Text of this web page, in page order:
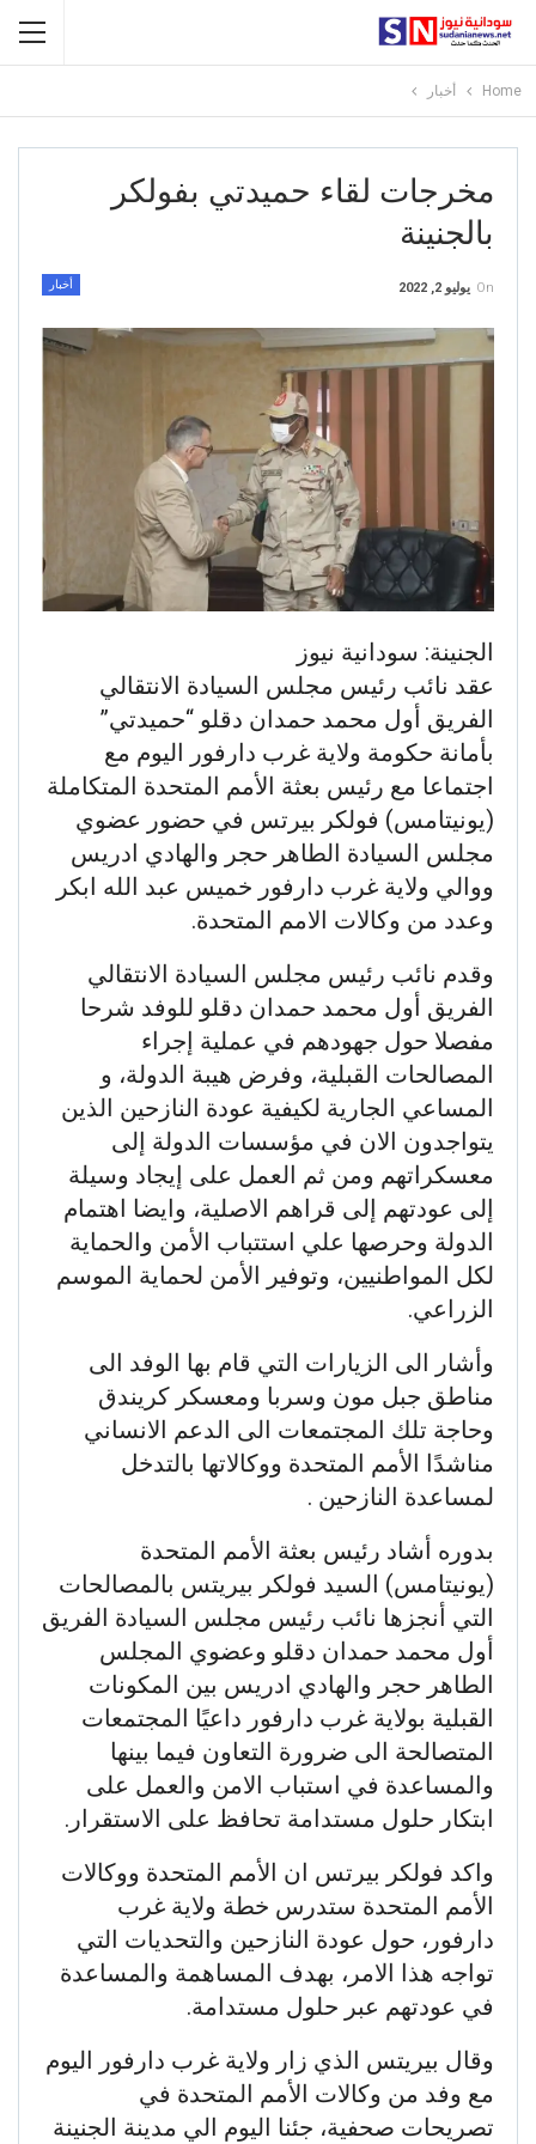
Home أخبار
مخرجات لقاء حميدتي بفولكر
بالجنينة
أخبار On يوليو 2, 2022
الجنينة: سودانية نيوز
عقد نائب رئيس مجلس السيادة الانتقالي
الفريق أول محمد حمدان دقلو “حميدتي”
بأمانة حكومة ولاية غرب دارفور اليوم مع
اجتماعا مع رئيس بعثة الأمم المتحدة المتكاملة
(يونيتامس) فولكر بيرتس في حضور عضوي
مجلس السيادة الطاهر حجر والهادي ادريس
ووالي ولاية غرب دارفور خميس عبد الله ابكر
وعدد من وكالات الامم المتحدة.
وقدم نائب رئيس مجلس السيادة الانتقالي
الفريق أول محمد حمدان دقلو للوفد شرحا
مفصلا حول جهودهم في عملية إجراء
المصالحات القبلية، وفرض هيبة الدولة، و
المساعي الجارية لكيفية عودة النازحين الذين
يتواجدون الان في مؤسسات الدولة إلى
معسكراتهم ومن ثم العمل على إيجاد وسيلة
إلى عودتهم إلى قراهم الاصلية، وايضا اهتمام
الدولة وحرصها علي استتباب الأمن والحماية
لكل المواطنيين، وتوفير الأمن لحماية الموسم
الزراعي.
وأشار الى الزيارات التي قام بها الوفد الى
مناطق جبل مون وسربا ومعسكر كريندق
وحاجة تلك المجتمعات الى الدعم الانساني
مناشدًا الأمم المتحدة ووكالاتها بالتدخل
لمساعدة النازحين .
بدوره أشاد رئيس بعثة الأمم المتحدة
(يونيتامس) السيد فولكر بيريتس بالمصالحات
التي أنجزها نائب رئيس مجلس السيادة الفريق
أول محمد حمدان دقلو وعضوي المجلس
الطاهر حجر والهادي ادريس بين المكونات
القبلية بولاية غرب دارفور داعيًا المجتمعات
المتصالحة الى ضرورة التعاون فيما بينها
والمساعدة في استباب الامن والعمل على
ابتكار حلول مستدامة تحافظ على الاستقرار.
واكد فولكر بيرتس ان الأمم المتحدة ووكالات
الأمم المتحدة ستدرس خطة ولاية غرب
دارفور، حول عودة النازحين والتحديات التي
تواجه هذا الامر، بهدف المساهمة والمساعدة
في عودتهم عبر حلول مستدامة.
وقال بيريتس الذي زار ولاية غرب دارفور اليوم
مع وفد من وكالات الأمم المتحدة في
تصريحات صحفية، جئنا اليوم الي مدينة الجنينة